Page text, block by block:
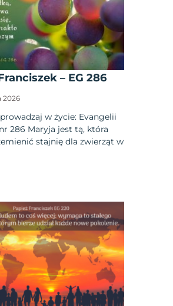
– EG 286
2026
w życie: Evangelii
286 Maryja jest tą, która
stajnię dla zwierząt w